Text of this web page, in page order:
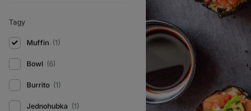
Tagy
Muffin (1)
Bowl (6)
Burrito (1)
Jednohubka (1)